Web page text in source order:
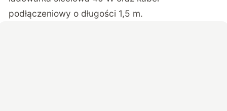
podłączeniowy o długości 1,5 m.